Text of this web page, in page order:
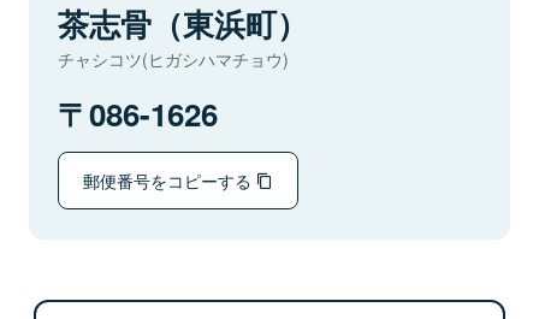
茶志骨（東浜町）
チャシコツ(ヒガシハマチョウ)
086-1626
郵便番号をコピーする